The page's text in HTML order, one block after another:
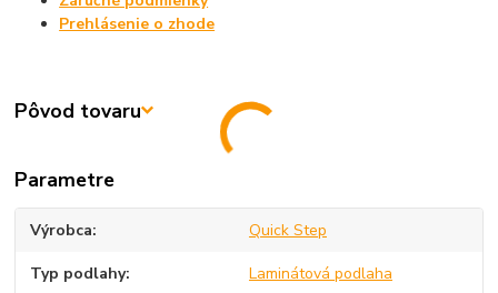
Prehlásenie o zhode
Pôvod tovaru
Parametre
Výrobca Quick Step
Typ podlahy Laminátová podlaha